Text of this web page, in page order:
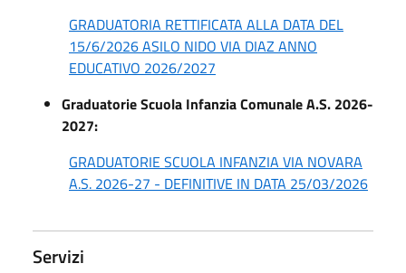
GRADUATORIA RETTIFICATA ALLA DATA DEL
15/6/2026 ASILO NIDO VIA DIAZ ANNO
EDUCATIVO 2026/2027
Graduatorie Scuola Infanzia Comunale A.S. 2026-
2027:
GRADUATORIE SCUOLA INFANZIA VIA NOVARA
A.S. 2026-27 - DEFINITIVE IN DATA 25/03/2026
Servizi